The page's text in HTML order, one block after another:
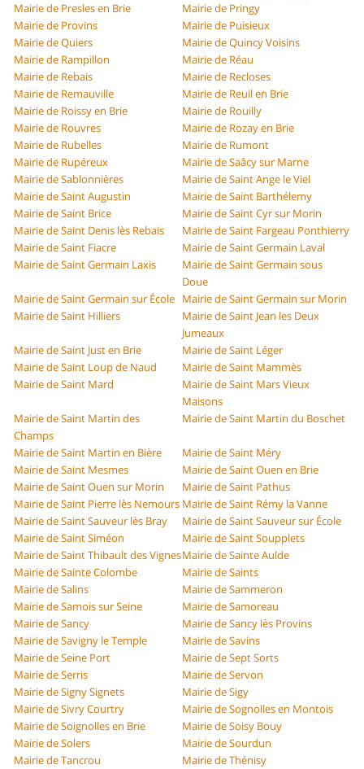
Mairie de Presles en Brie
Mairie de Pringy
Mairie de Provins
Mairie de Puisieux
Mairie de Quiers
Mairie de Quincy Voisins
Mairie de Rampillon
Mairie de Réau
Mairie de Rebais
Mairie de Recloses
Mairie de Remauville
Mairie de Reuil en Brie
Mairie de Roissy en Brie
Mairie de Rouilly
Mairie de Rouvres
Mairie de Rozay en Brie
Mairie de Rubelles
Mairie de Rumont
Mairie de Rupéreux
Mairie de Saâcy sur Marne
Mairie de Sablonnières
Mairie de Saint Ange le Viel
Mairie de Saint Augustin
Mairie de Saint Barthélemy
Mairie de Saint Brice
Mairie de Saint Cyr sur Morin
Mairie de Saint Denis lès Rebais
Mairie de Saint Fargeau Ponthierry
Mairie de Saint Fiacre
Mairie de Saint Germain Laval
Mairie de Saint Germain Laxis
Mairie de Saint Germain sous
Doue
Mairie de Saint Germain sur École Mairie de Saint Germain sur Morin
Mairie de Saint Hilliers
Mairie de Saint Jean les Deux
Jumeaux
Mairie de Saint Just en Brie
Mairie de Saint Léger
Mairie de Saint Loup de Naud
Mairie de Saint Mammès
Mairie de Saint Mard
Mairie de Saint Mars Vieux
Maisons
Mairie de Saint Martin des
Champs
Mairie de Saint Martin du Boschet
Mairie de Saint Martin en Bière
Mairie de Saint Méry
Mairie de Saint Mesmes
Mairie de Saint Ouen en Brie
Mairie de Saint Ouen sur Morin
Mairie de Saint Pathus
Mairie de Saint Pierre lès Nemours Mairie de Saint Rémy la Vanne
Mairie de Saint Sauveur lès Bray
Mairie de Saint Sauveur sur École
Mairie de Saint Siméon
Mairie de Saint Soupplets
Mairie de Saint Thibault des VignesMairie de Sainte Aulde
Mairie de Sainte Colombe
Mairie de Saints
Mairie de Salins
Mairie de Sammeron
Mairie de Samois sur Seine
Mairie de Samoreau
Mairie de Sancy
Mairie de Sancy lès Provins
Mairie de Savigny le Temple
Mairie de Savins
Mairie de Seine Port
Mairie de Sept Sorts
Mairie de Serris
Mairie de Servon
Mairie de Signy Signets
Mairie de Sigy
Mairie de Sivry Courtry
Mairie de Sognolles en Montois
Mairie de Soignolles en Brie
Mairie de Soisy Bouy
Mairie de Solers
Mairie de Sourdun
Mairie de Tancrou
Mairie de Thénisy